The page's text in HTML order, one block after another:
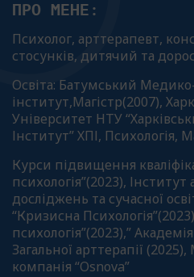
ПРО МЕНЕ:
Психолог, арттерапевт,
стосунків, дитячий та
Освіта: Батумський
інститут,Магістр(2007),
Університет НТУ
Інститут” ХПІ, Психологія,
Курси підвищення
психологія”(2023),
досліджень та сучасної
“Кризисна
психологія”(2023),”
Загальної арттерапії
компанія “Оsnova”